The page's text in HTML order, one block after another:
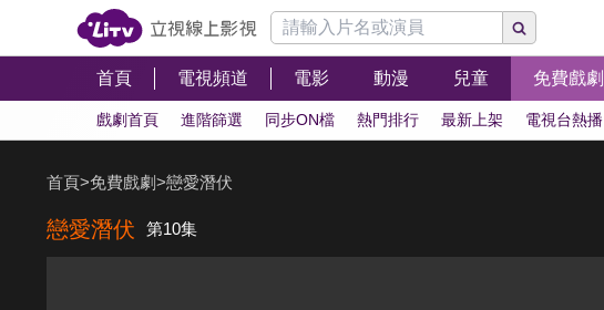
首頁 電視頻道 電影 動漫 兒童 免費戲劇
戲劇首頁 進階篩選 同步ON檔 熱門排行 最新上架 電視台熱播
首頁>免費戲劇>戀愛潛伏
戀愛潛伏 第10集